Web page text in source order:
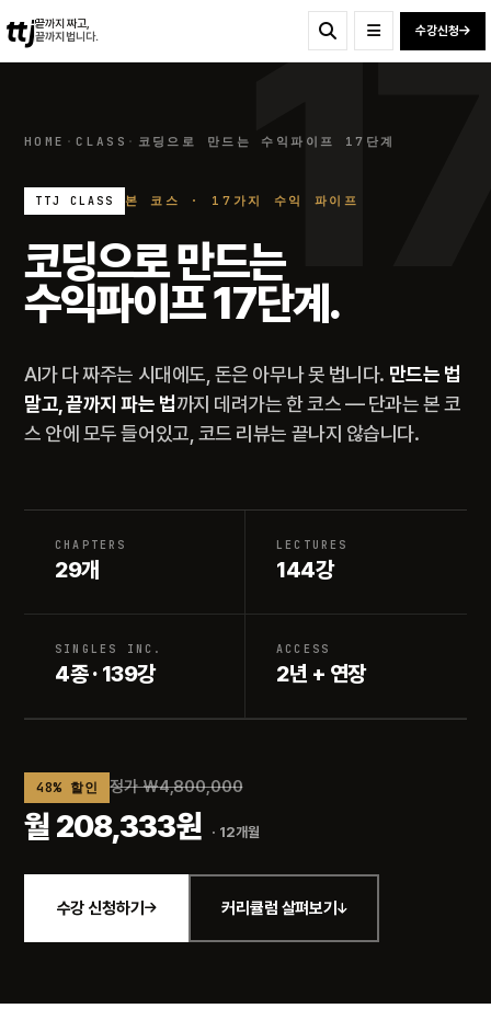
ttj끝까지 짜고,
끝까지 법니다.
수강신청
HOME ·CLASS · 코딩으로 만드는 수익파이프 17단계
TTJ CLASS 본 코스 · 17가지 수익 파이프
코딩으로 만드는
수익파이프 17단계.
AI가 다 짜주는 시대에도, 돈은 아무나 못 법니다. 만드는 법
말고, 끝까지 파는 법까지 데려가는 한 코스 — 단과는 본 코
스 안에 모두 들어있고, 코드 리뷰는 끝나지 않습니다.
CHAPTERS
29개
LECTURES
144강
SINGLES INC.
4종 · 139강
ACCESS
2년 + 연장
48% 할인 정가 ₩4,800,000
월 208,333원 · 12개월
수강 신청하기 커리큘럼 살펴보기